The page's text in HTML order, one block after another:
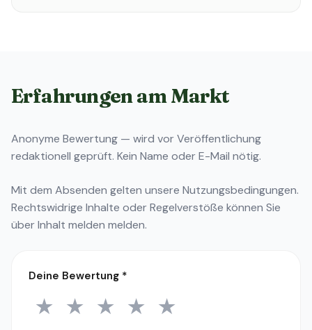
Erfahrungen am Markt
Anonyme Bewertung — wird vor Veröffentlichung
redaktionell geprüft. Kein Name oder E-Mail nötig.
Mit dem Absenden gelten unsere Nutzungsbedingungen.
Rechtswidrige Inhalte oder Regelverstöße können Sie
überInhalt melden melden.
Deine Bewertung *
1 Stern
★ 2 Sterne
★ 3 Sterne
★ 4 Sterne
★ 5 Sterne
★